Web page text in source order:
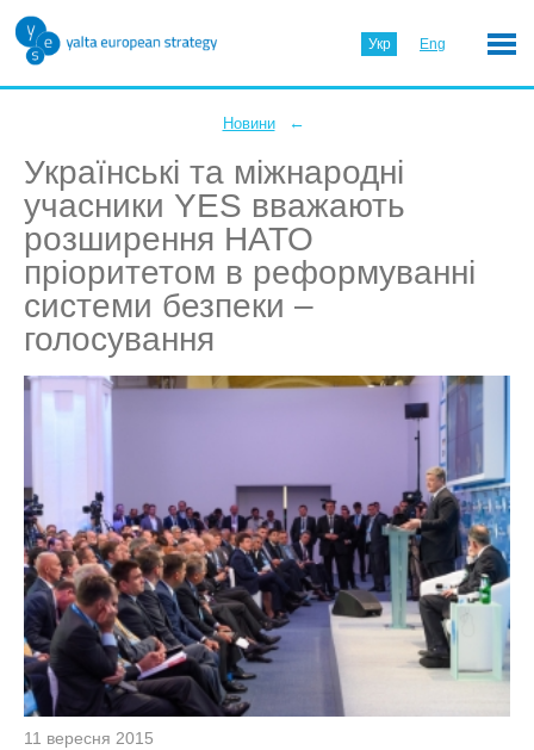
Укр Eng
Новини ←
Українські та міжнародні
учасники YES вважають
розширення НАТО
пріоритетом в реформуванні
системи безпеки –
голосування
11 вересня 2015